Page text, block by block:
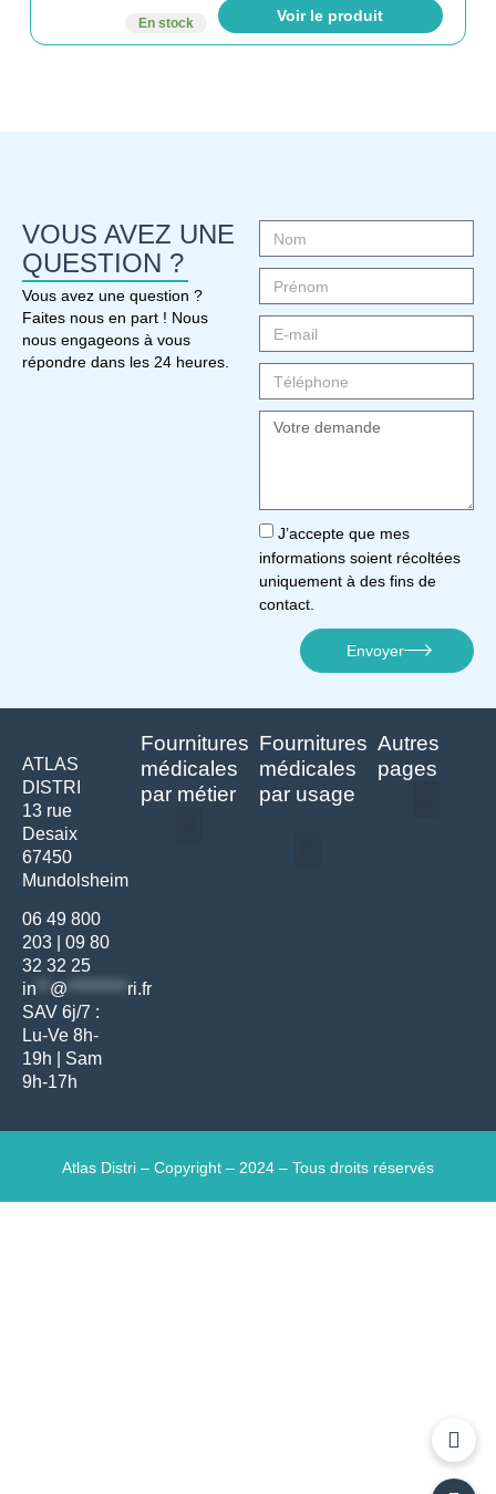
En stock Voir le produit
VOUS AVEZ UNE
QUESTION ?
Vous avez une question ?
Faites nous en part ! Nous
nous engageons à vous
répondre dans les 24 heures.
J’accepte que mes
informations soient récoltées
uniquement à des fins de
contact.
Envoyer
ATLAS
DISTRI
13 rue
Desaix
67450
Mundolsheim
06 49 800
203
09 80
32 32 25
in
@ ********* ri.fr
SAV 6j/7 :
Lu-Ve 8h-
19h | Sam
9h-17h
Fournitures
médicales
par métier
Fournitures
médicales
par usage
Autres
pages
Atlas Distri – Copyright – 2024 – Tous droits réservés